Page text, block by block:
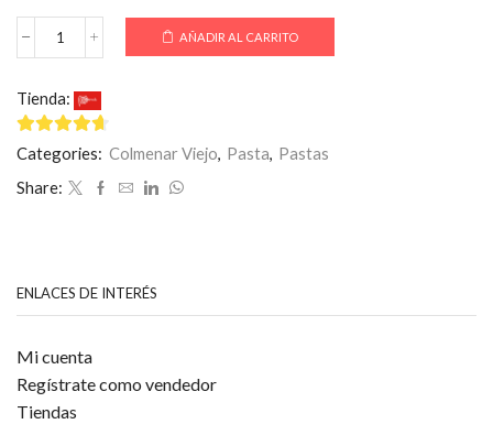
Espaguetis
Huancaina
con
Ternera
a
la
AÑADIR AL CARRITO
Tienda:
4.5de 5
Categories: Colmenar Viejo Pasta Pastas
Share:
ENLACES DE INTERÉS
Mi cuenta
Regístrate como vendedor
Tiendas